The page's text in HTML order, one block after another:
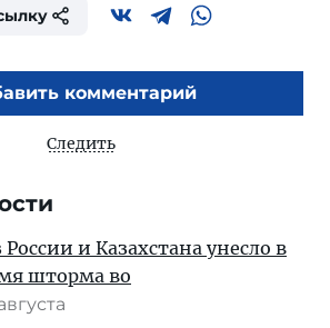
комментарий
Следить
и Казахстана унесло в
шторма во